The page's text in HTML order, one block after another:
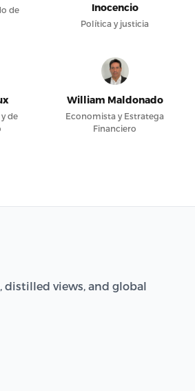
de
Inocencio
Política y justicia
de
William Maldonado
Economista y Estratega
Financiero
distilled views, and global